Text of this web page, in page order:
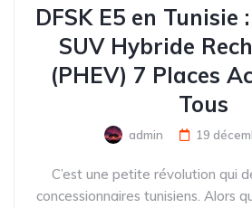
DFSK E5 en Tunisie
SUV Hybride
(PHEV) 7 Places
Tous
admin 19
C’est une petite révolution qui
concessionnaires tunisiens. Alors